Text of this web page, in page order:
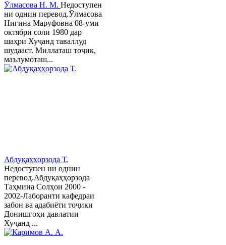
Ӯлмасова Н. М. Недоступен
ни однин перевод.Ӯлмасова
Нигина Маруфовна 08-уми
октябри соли 1980 дар
шаҳри Хуҷанд таваллуд
шудааст. Миллаташ тоҷик,
маълумоташ...
Абдуқаҳҳорзода Т.
Недоступен ни однин
перевод.Абдуқаҳҳорзода
Таҳмина Солҳои 2000 -
2002-Лаборанти кафедраи
забон ва адабиёти тоҷики
Донишгоҳи давлатии
Хуҷанд ...